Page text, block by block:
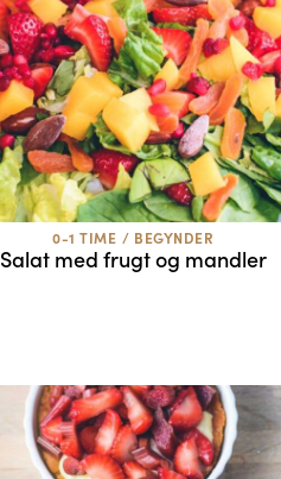
0-1 TIME / BEGYNDER
Salat med frugt og mandler